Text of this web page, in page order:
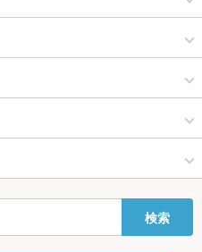
ございません。申し訳ございません。
イバーの方へのアルコールの提供は
ンデュ チーズケーキ
検索